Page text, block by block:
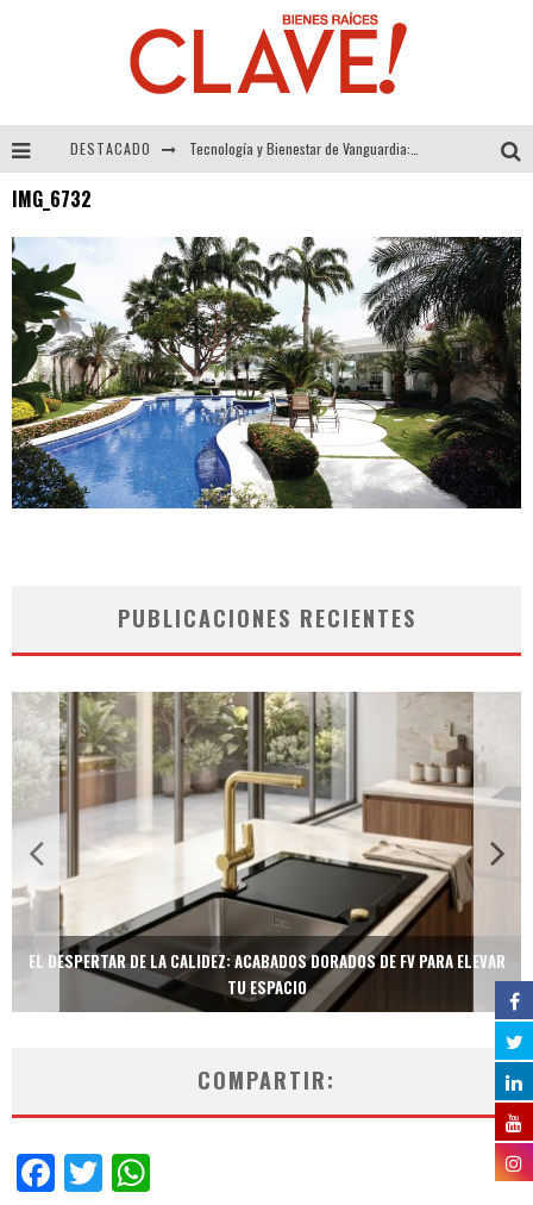
DESTACADO
Alexandra Bedoya – La Constancia detrás de La Paletería
El Despertar de la Calidez: Acabados Dorados de FV para Elevar tu Espacio
IMG_6732
PUBLICACIONES RECIENTES
EL DESPERTAR DE LA CALIDEZ: ACABADOS DORADOS DE FV PARA ELEVAR
TU ESPACIO
COMPARTIR:
Facebook
Twitter